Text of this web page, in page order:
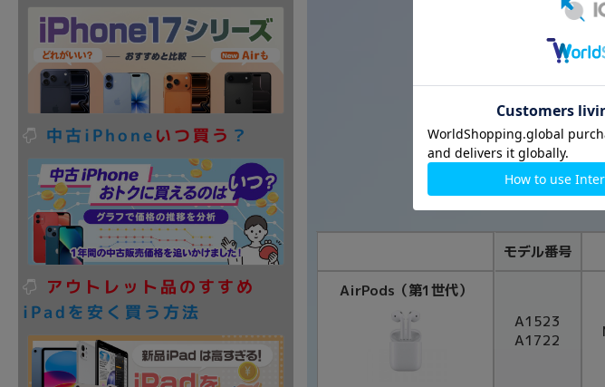
モデル番号
AirPods（第1世代）
A1523
A1722
中古iPhone いつ買う ？
アウトレット品のすすめ
iPadを安く買う方法